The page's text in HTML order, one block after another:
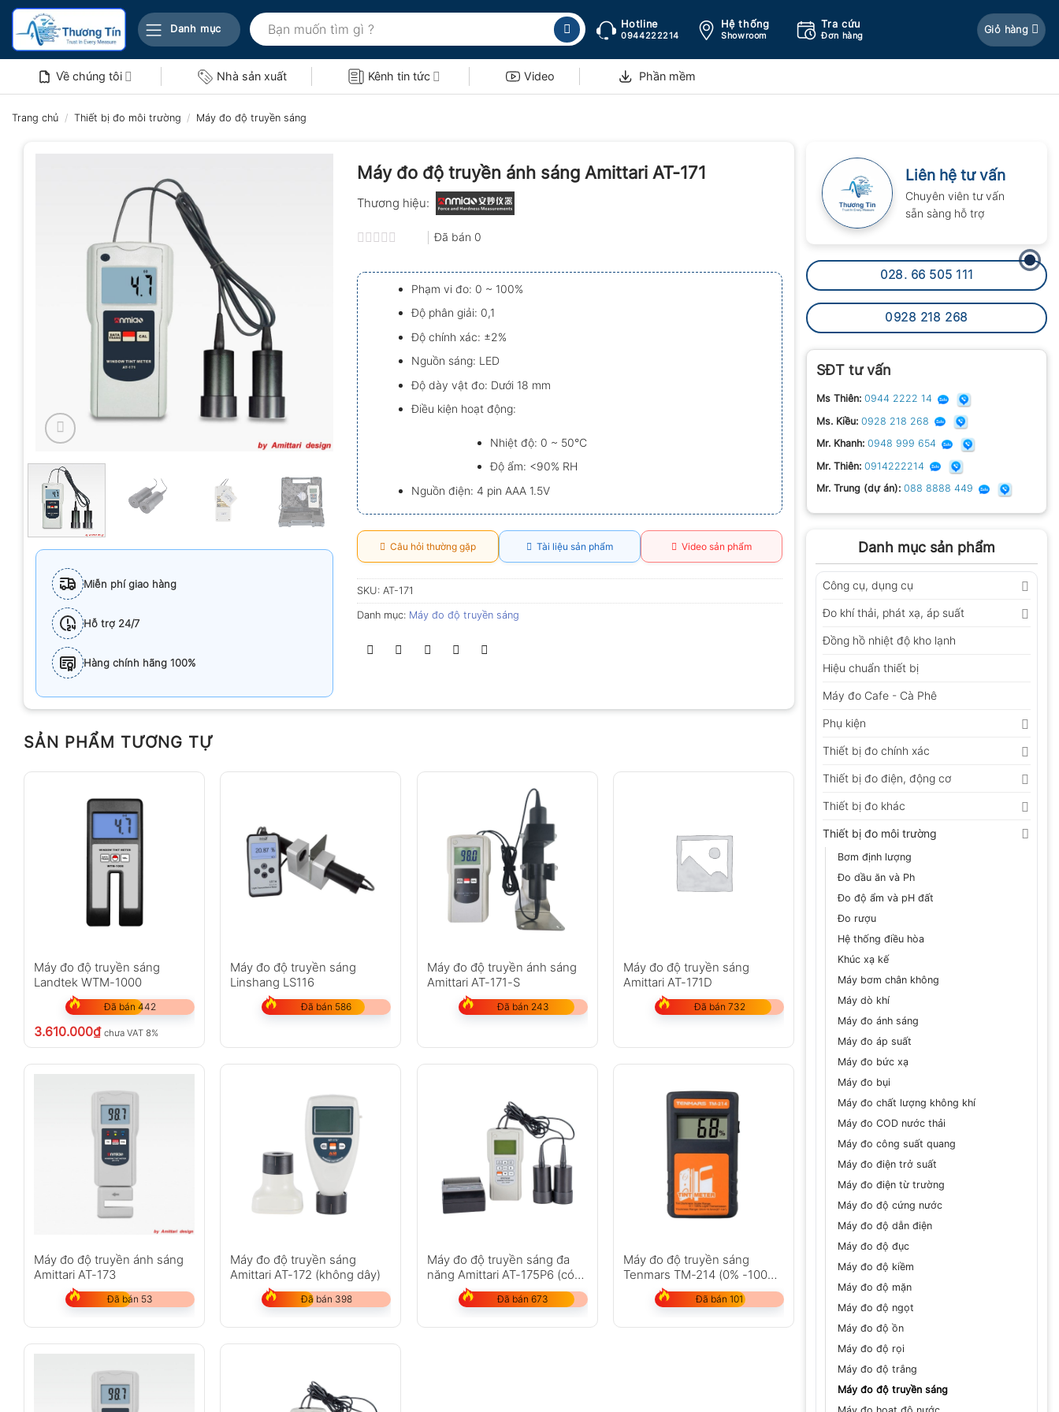
Bỏ
nội
Danh mục
Tìm
kiếm:
Hotline
0944222214
Hệ thống
Showroom
Tra cứu
Đơn hàng
Giỏ hàng
Về chúng tôi Nhà sản xuất Kênh tin tức Video Phần mềm
Trang chủ / Thiết bị đo môi trường / Máy đo độ truyền sáng
Liên hệ tư vấn
Chuyên viên tư vấn
sẵn sàng hỗ trợ
028. 66 505 111
0928 218 268
SĐT tư vấn
Ms Thiên: 0944 2222 14
Ms. Kiều: 0928 218 268
Mr. Khanh: 0948 999 654
Mr. Thiên: 0914222214
Mr. Trung (dự án): 088 8888 449
Danh mục sản phẩm
Công cụ, dụng cụ
Đo khí thải, phát xạ, áp suất
Đồng hồ nhiệt độ kho lạnh
Hiệu chuẩn thiết bị
Máy đo Cafe - Cà Phê
Phụ kiện
Thiết bị đo chính xác
Thiết bị đo điện, động cơ
Thiết bị đo khác
Thiết bị đo môi trường
Bơm định lượng
Đo dầu ăn và Ph
Đo độ ẩm và pH đất
Đo rượu
Hệ thống điều hòa
Khúc xạ kế
Máy bơm chân không
Máy dò khí
Máy đo ánh sáng
Máy đo áp suất
Máy đo bức xạ
Máy đo bụi
Máy đo chất lượng không khí
Máy đo COD nước thải
Máy đo công suất quang
Máy đo điện trở suất
Máy đo điện từ trường
Máy đo độ cứng nước
Máy đo độ dẫn điện
Máy đo độ đục
Máy đo độ kiềm
Máy đo độ mặn
Máy đo độ ngọt
Máy đo độ ồn
Máy đo độ rọi
Máy đo độ trắng
Máy đo độ truyền sáng
Miễn phí giao hàng
Hỗ trợ 24/7
Hàng chính hãng 100%
Máy đo độ truyền ánh sáng Amittari AT-171
Thương hiệu:
xếp
hạng
0.0
5
sao
Đã bán 0
Phạm vi đo: 0 ~ 100%
Độ phân giải: 0,1
Độ chính xác: ±2%
Nguồn sáng: LED
Độ dày vật đo: Dưới 18 mm
Điều kiện hoạt động:
Nhiệt độ: 0 ~ 50°C
Độ ẩm: <90% RH
Nguồn điện: 4 pin AAA 1.5V
Câu hỏi thường gặp Tài liệu sản phẩm Video sản phẩm
SKU: AT-171
Danh mục: Máy đo độ truyền sáng
SẢN PHẨM TƯƠNG TỰ
Máy đo độ truyền sáng
Landtek WTM-1000
Đã bán 442
3.610.000₫ chưa VAT 8%
Máy đo độ truyền sáng
Linshang LS116
Đã bán 586
Máy đo độ truyền ánh sáng
Amittari AT-171-S
Đã bán 243
Máy đo độ truyền sáng
Amittari AT-171D
Đã bán 732
Máy đo độ truyền ánh sáng
Amittari AT-173
Đã bán 53
Máy đo độ truyền sáng
Amittari AT-172 (không dây)
Đã bán 398
Máy đo độ truyền sáng đa
năng Amittari AT-175P6 (có
thể in được)
Đã bán 673
Máy đo độ truyền sáng
Tenmars TM-214 (0% -100%,
0mm-6.5mm (0″-1/4″))
Đã bán 101